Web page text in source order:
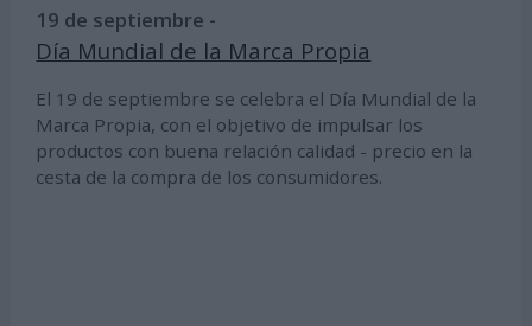
19 de septiembre -
Día Mundial de la Marca Propia
El 19 de septiembre se celebra el Día Mundial de la
Marca Propia, con el objetivo de impulsar los
productos con buena relación calidad - precio en la
cesta de la compra de los consumidores.